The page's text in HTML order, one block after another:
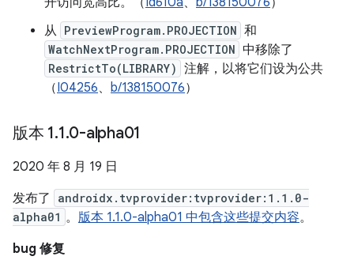
从 PreviewProgram.PROJECTION 和
WatchNextProgram.PROJECTION 中移除了
RestrictTo(LIBRARY) 注解，以将它们设为公共
（I04256、 b/138150076）
版本 1.1.0-alpha01
2020 年 8 月 19 日
发布了
androidx.tvprovider:tvprovider:1.1.0-
alpha01 。 版本 1.1.0-alpha01 中包含这些提交内容。
bug 修复